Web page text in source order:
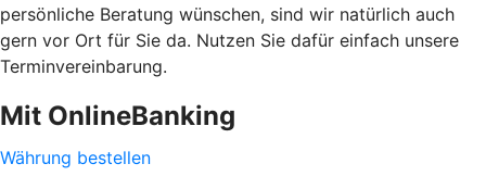
persönliche Beratung wünschen, sind wir natürlich auch
gern vor Ort für Sie da. Nutzen Sie dafür einfach unsere
Terminvereinbarung.
Mit OnlineBanking
Währung bestellen